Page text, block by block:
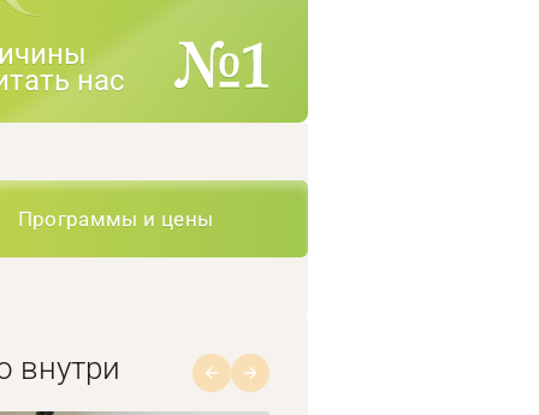
нас
Программы и цены
внутри